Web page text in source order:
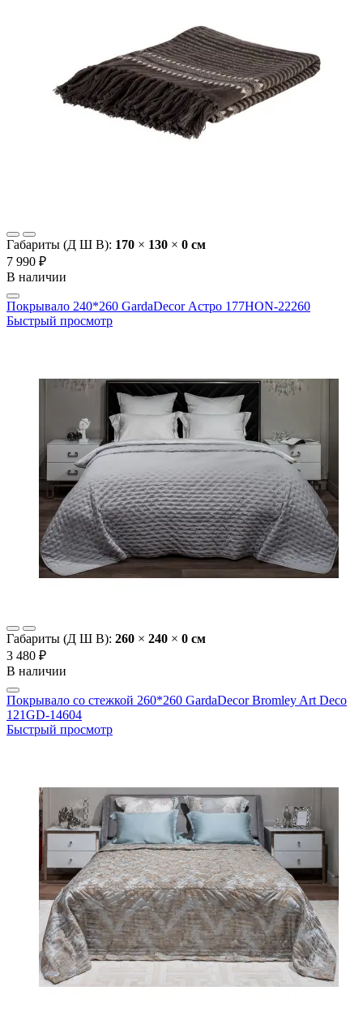
Габариты (Д Ш В): 170 × 130 × 0 cм
7 990 ₽
В наличии
Покрывало 240*260 GardaDecor Астро 177HON-22260
Быстрый просмотр
Габариты (Д Ш В): 260 × 240 × 0 cм
3 480 ₽
В наличии
Покрывало со стежкой 260*260 GardaDecor Bromley Art Deco
121GD-14604
Быстрый просмотр